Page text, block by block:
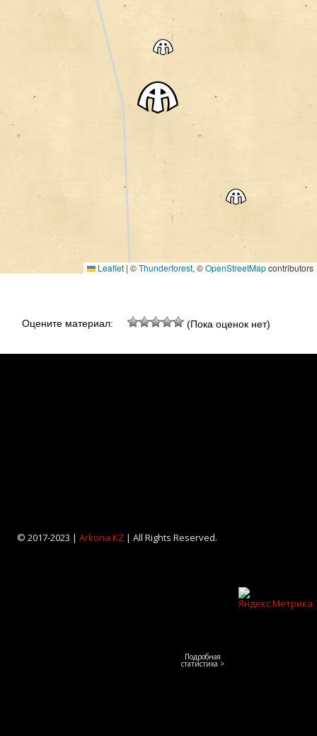
Leaflet | ©Thunderforest, ©OpenStreetMapcontributors
Оцените материал: (Пока оценок нет)
© 2017-2023 | Arkona KZ| All Rights Reserved.
Подробная
статистика >